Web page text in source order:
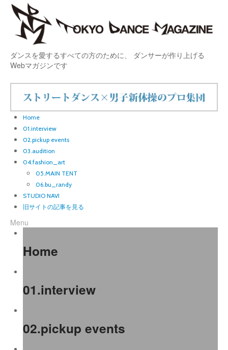
ダンスを愛するすべての方のために、 ダンサーが作り上げる
Webマガジンです
Home
01.interview
02.pickup events
03.audition
04.fashion_art
05.MAIN TENT
06.bu_randy
STUDIO NAVI
旧サイトの記事を見る
Menu
Home
01.interview
02.pickup events